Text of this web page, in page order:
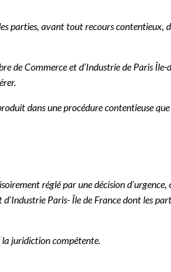
parties, avant tout recours
de Commerce et d’Industrie de Paris
dans une procédure contentieuse
réglé par une décision
Paris- Île de France dont les
la juridiction compétente.